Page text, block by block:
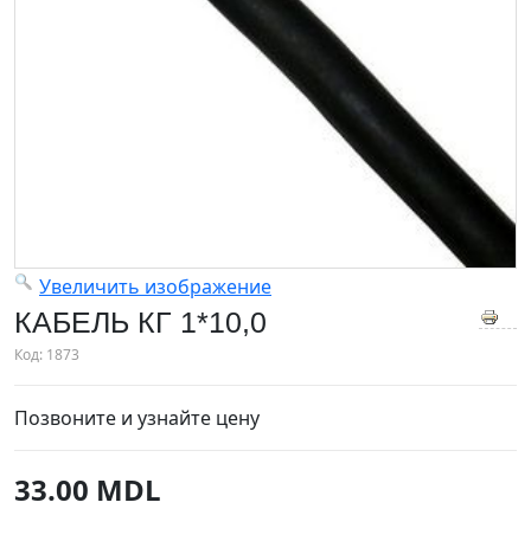
Увеличить изображение
КАБЕЛЬ КГ 1*10,0
Код: 1873
Позвоните и узнайте цену
33.00 MDL